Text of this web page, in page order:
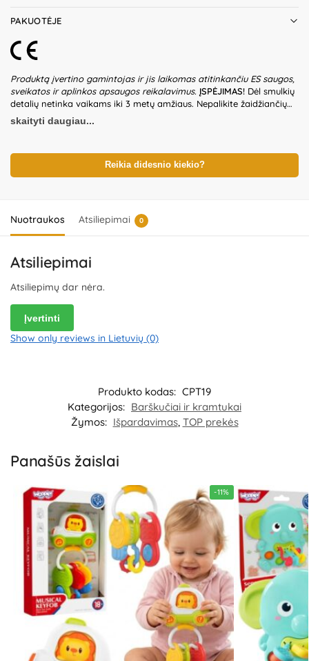
PAKUOTĖJE
Produktą įvertino gamintojas ir jis laikomas atitinkančiu ES saugos,
sveikatos ir aplinkos apsaugos reikalavimus. ĮSPĖJIMAS! Dėl smulkių
detalių netinka vaikams iki 3 metų amžiaus. Nepalikite žaidžiančių
vaikų be suaugusiųjų priežiūros. Pakuotė nėra gaminio dalis – būtina
ją pašalinti, kai tik gaminys yra išpakuojamas. Produkto dizainas ir
ateičiai.Gamintojas:Shantou Chenghai Jiahe Toys Factory,
Chenghai District Shantou City Guangdong Province China. Kilmės
šalis – Kinija.Importuotojas ir platintojas:UAB „Commerce plus“,
skaityti daugiau...
Reikia didesnio kiekio?
Nuotraukos Atsiliepimai 0
Atsiliepimai
Atsiliepimų dar nėra.
Įvertinti
Show only reviews in Lietuvių (0)
Produkto kodas: CPT19
Kategorijos: Barškučiai ir kramtukai
Žymos: Išpardavimas, TOP prekės
Panašūs žaislai
-11%